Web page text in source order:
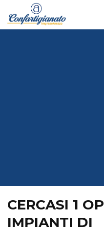
CERCASI 1
IMPIANTI DI